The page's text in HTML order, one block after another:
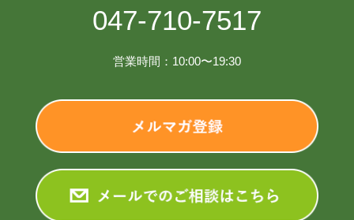
047-710-7517
営業時間：10:00〜19:30